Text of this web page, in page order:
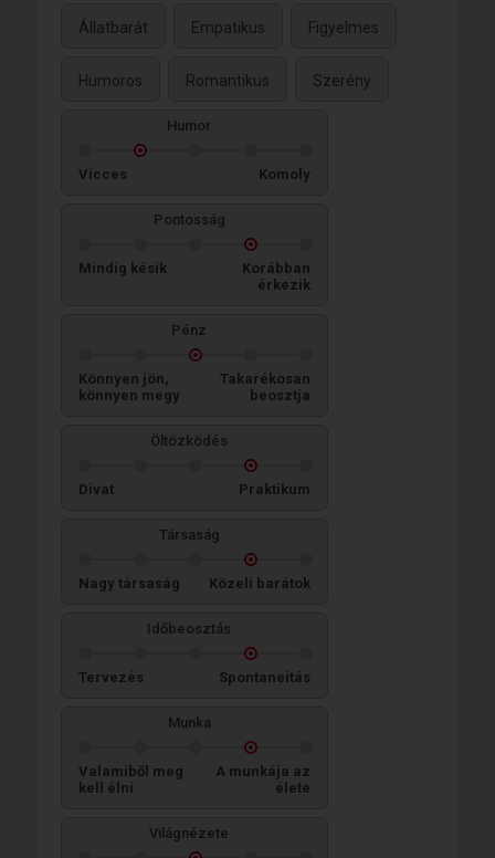
Állatbarát Empatikus Figyelmes
Humoros Romantikus Szerény
Humor
Vicces Komoly
Pontosság
Mindig késik
Korábban
érkezik
Pénz
Könnyen jön,
könnyen megy
Takarékosan
beosztja
Öltözködés
Divat Praktikum
Társaság
Nagy társaság Közeli barátok
Időbeosztás
Tervezés Spontaneitás
Munka
Valamiből meg
kell élni
A munkája az
élete
Világnézete